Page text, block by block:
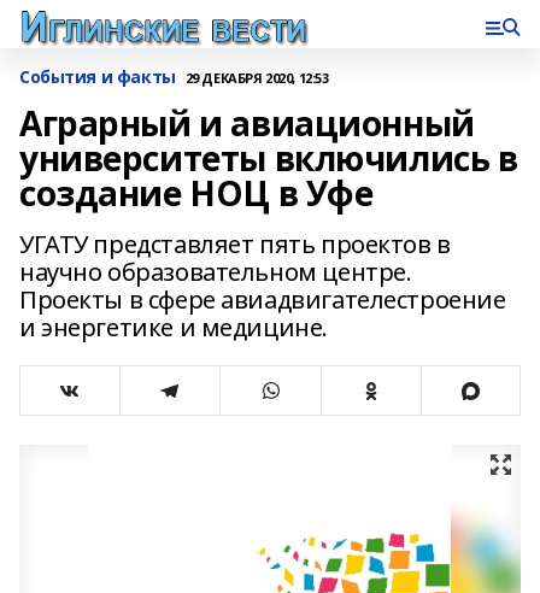
События и факты 29 ДЕКАБРЯ 2020, 12:53
Аграрный и авиационный
университеты включились в
создание НОЦ в Уфе
УГАТУ представляет пять проектов в
научно образовательном центре.
Проекты в сфере авиадвигателестроение
и энергетике и медицине.